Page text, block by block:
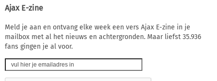
Ajax E-zine
Meld je aan en ontvang elke week een vers Ajax E-zine in je
mailbox met al het nieuws en achtergronden. Maar liefst 35.936
fans gingen je al voor.